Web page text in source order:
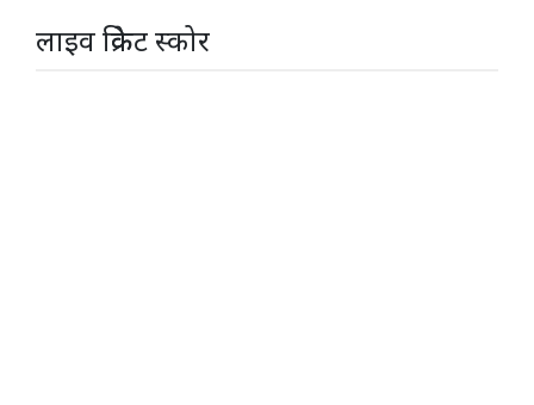
लाइव क्रिकेट स्कोर